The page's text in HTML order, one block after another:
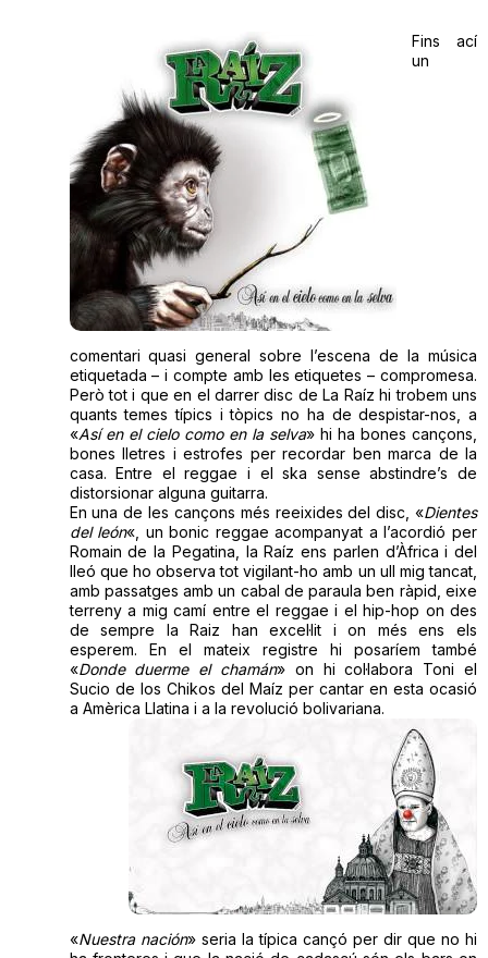
Fins ací
un
comentari quasi general sobre l’escena de la música
etiquetada – i compte amb les etiquetes – compromesa.
Però tot i que en el darrer disc de La Raíz hi trobem uns
quants temes típics i tòpics no ha de despistar-nos, a
«Así en el cielo como en la selva» hi ha bones cançons,
bones lletres i estrofes per recordar ben marca de la
casa. Entre el reggae i el ska sense abstindre’s de
distorsionar alguna guitarra.
En una de les cançons més reeixides del disc, «Dientes
del león«, un bonic reggae acompanyat a l’acordió per
Romain de la Pegatina, la Raíz ens parlen d’Àfrica i del
lleó que ho observa tot vigilant-ho amb un ull mig tancat,
amb passatges amb un cabal de paraula ben ràpid, eixe
terreny a mig camí entre el reggae i el hip-hop on des
de sempre la Raiz han excel·lit i on més ens els
esperem. En el mateix registre hi posaríem també
«Donde duerme el chamán» on hi col·labora Toni el
Sucio de los Chikos del Maíz per cantar en esta ocasió
a Amèrica Llatina i a la revolució bolivariana.
«Nuestra nación» seria la típica cançó per dir que no hi